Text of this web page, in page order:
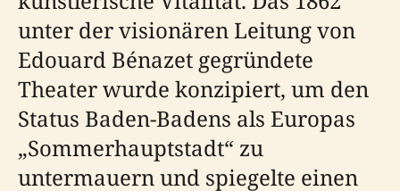
unter der visionären Leitung von
Edouard Bénazet gegründete
Theater wurde konzipiert, um den
Status Baden-Badens als Europas
„Sommerhauptstadt“ zu
untermauern und spiegelte einen